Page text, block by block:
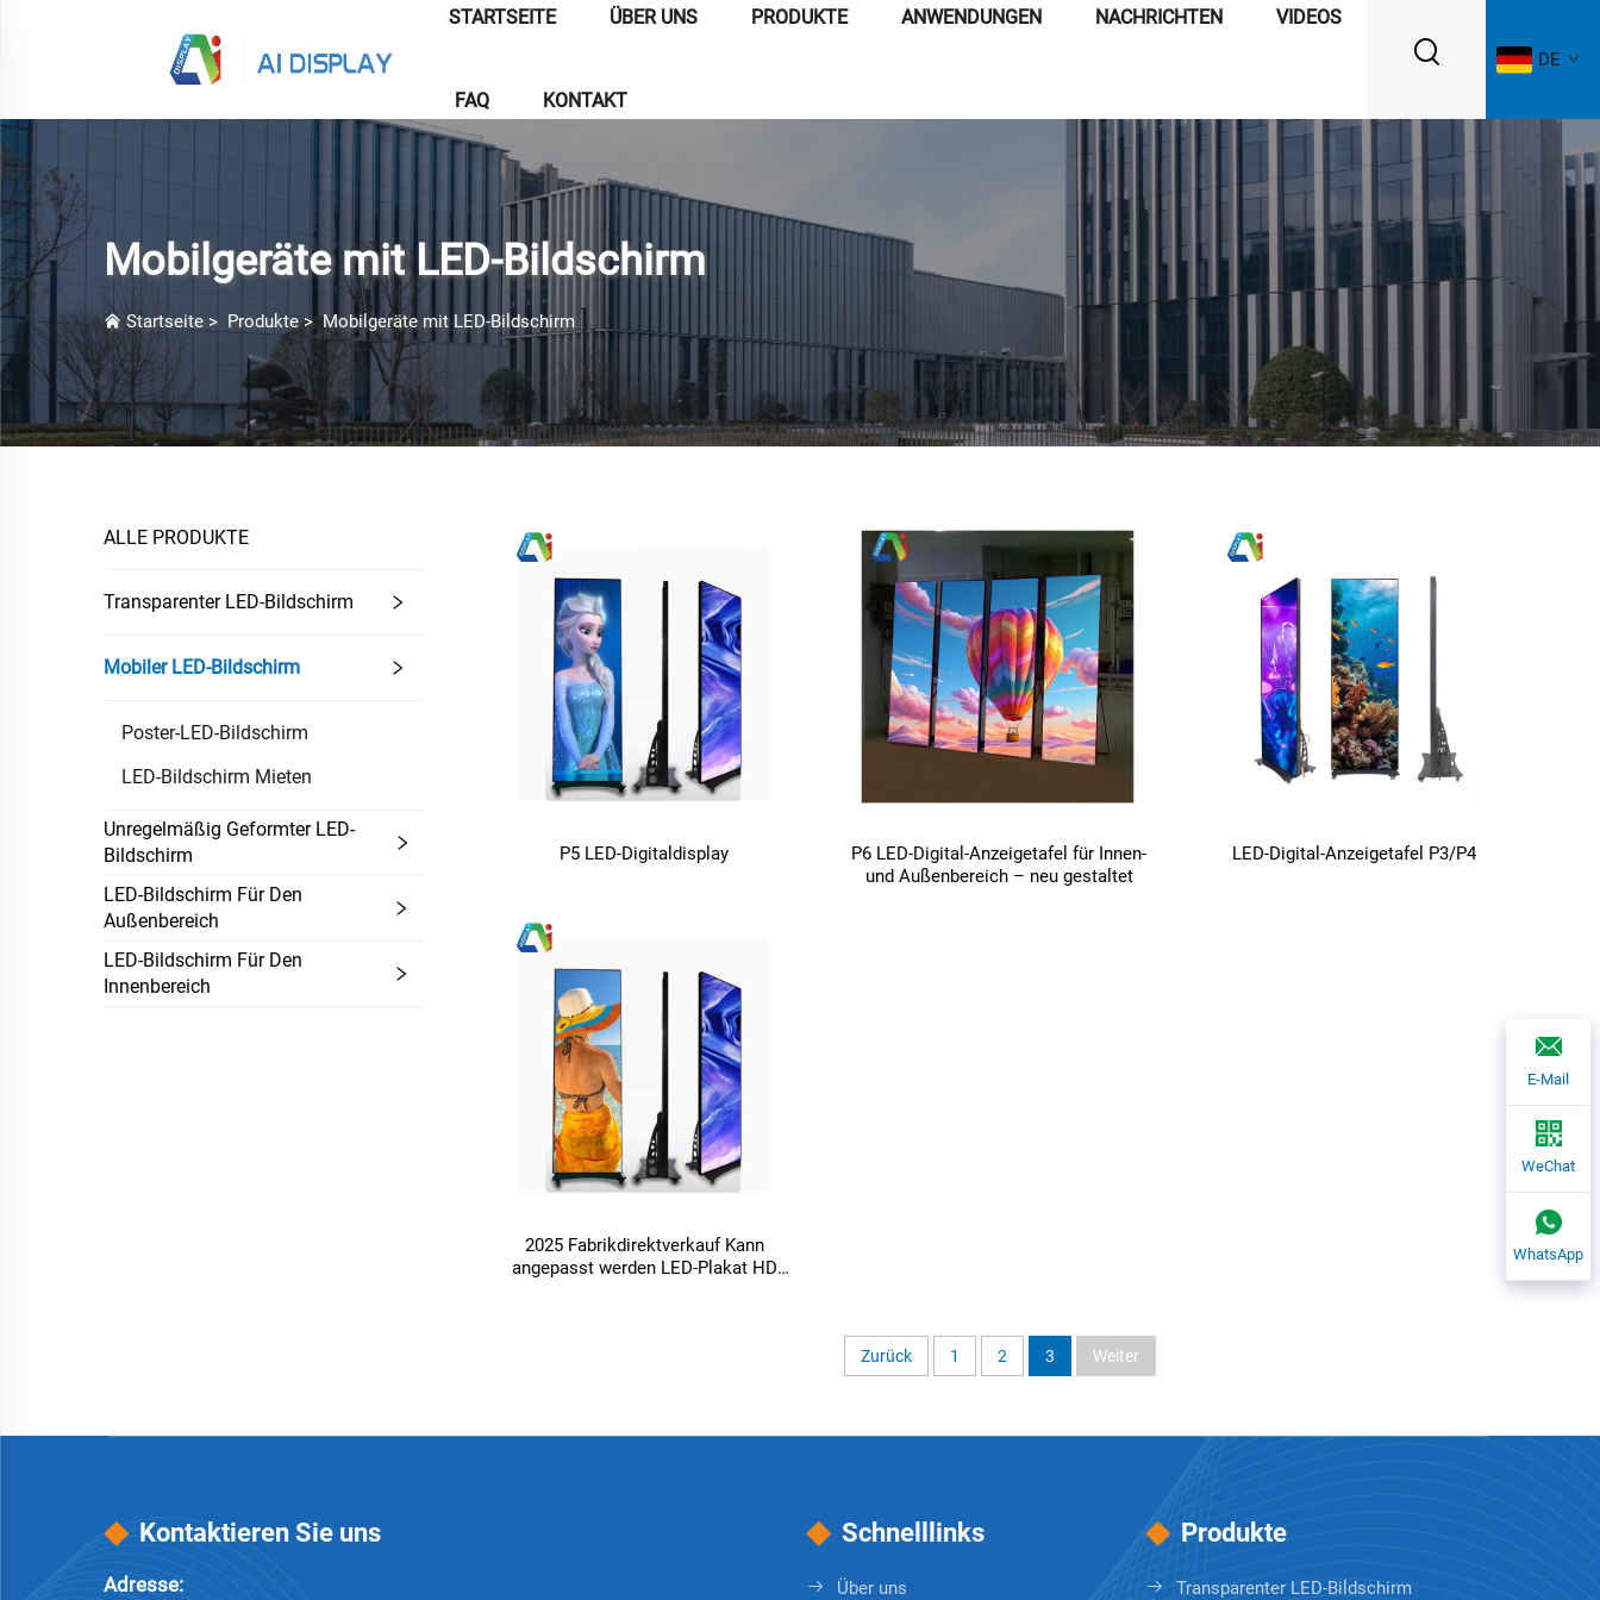
STARTSEITE ÜBER UNS PRODUKTE ANWENDUNGEN NACHRICHTEN VIDEOS
FAQ KONTAKT
DE
Mobilgeräte mit LED-Bildschirm
Startseite > Produkte>Mobilgeräte mit LED-Bildschirm
ALLE PRODUKTE
Transparenter LED-Bildschirm
Mobiler LED-Bildschirm
Poster-LED-Bildschirm
LED-Bildschirm Mieten
Unregelmäßig Geformter LED-
Bildschirm
LED-Bildschirm Für Den
Außenbereich
LED-Bildschirm Für Den
Innenbereich
P5 LED-Digitaldisplay
P6 LED-Digital-Anzeigetafel für Innen-
und Außenbereich – neu gestaltet
LED-Digital-Anzeigetafel P3/P4
2025 Fabrikdirektverkauf Kann
angepasst werden LED-Plakat HD
Zurück 1 2 3 Weiter
E-Mail
WeChat
WhatsApp
Kontaktieren Sie uns
Adresse:
Schnelllinks
Über uns
Produkte
Transparenter LED-Bildschirm